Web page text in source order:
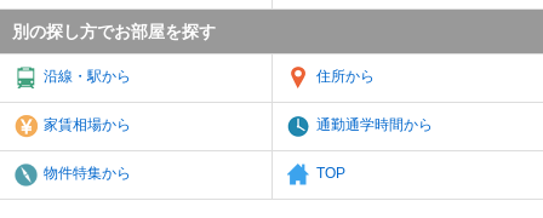
別の探し方でお部屋を探す
沿線・駅から 住所から
家賃相場から 通勤通学時間から
物件特集から TOP